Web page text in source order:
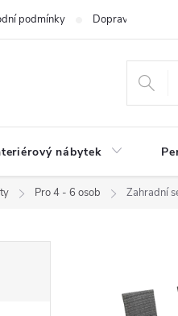
podmínky Doprava nábytku k
nábytek
Pro 4 - 6 osob Zahradní